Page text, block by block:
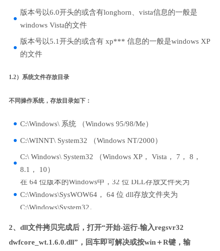
版本号以6.0开头的或含有longhorn、vista信息的一般是
windows Vista的文件
版本号以5.1开头的或含有 xp*** 信息的一般是windows XP
的文件
1.2）系统文件存放目录
不同操作系统，存放目录如下：
C:\Windows\ 系统 （Windows 95/98/Me）
C:\WINNT\ System32 （Windows NT/2000）
C:\ Windows\ System32 （Windows XP， Vista， 7， 8，
8.1， 10）
在 64 位版本的Windows中，32 位 DLL存放文件夹为
C:\Windows\SysWOW64， 64 位 dll存放文件夹为
C:\Windows\System32。
2、dll文件拷贝完成后，打开“开始-运行-输入regsvr32
dwfcore_wt.1.6.0.dll”，回车即可解决或按win＋R键，输